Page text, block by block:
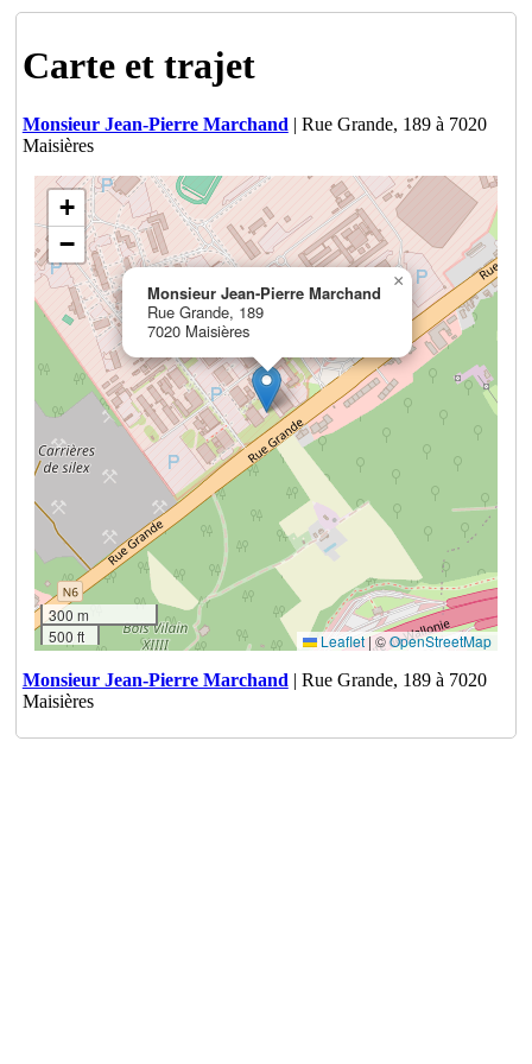
Carte et trajet
Monsieur Jean-Pierre Marchand | Rue Grande, 189 à 7020
Maisières
Monsieur Jean-Pierre Marchand
Rue Grande, 189
7020 Maisières
×
+
−
300 m
500 ft
Leaflet|©OpenStreetMap
Monsieur Jean-Pierre Marchand | Rue Grande, 189 à 7020
Maisières